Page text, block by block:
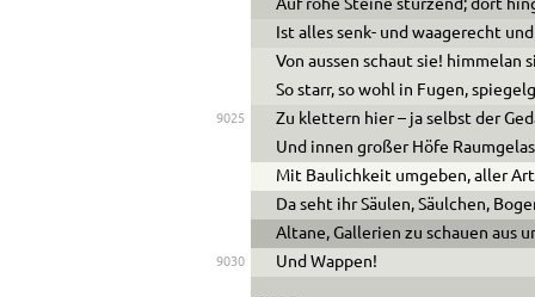
Auf rohe Steine stürzend; dort
Ist alles senk- und waagerecht
Von aussen schaut sie! himmelan
So starr, so wohl in Fugen,
9025
Zu klettern hier – ja selbst der
Und innen großer Höfe
Mit Baulichkeit umgeben, aller
Da seht ihr Säulen, Säulchen,
Altane, Gallerien zu schauen aus
9030 Und Wappen!